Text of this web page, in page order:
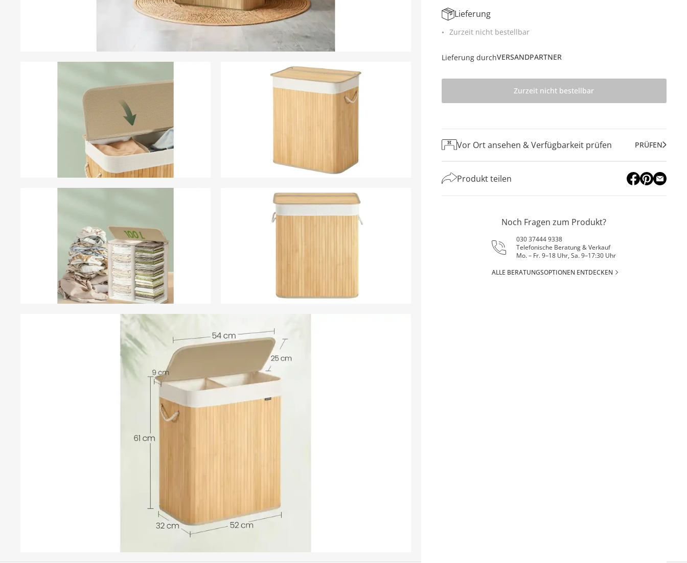
Lieferung
Zurzeit nicht bestellbar
Lieferung durchVERSANDPARTNER
Zurzeit nicht bestellbar
Vor Ort ansehen & Verfügbarkeit prüfen PRÜFEN
Produkt teilen
Noch Fragen zum Produkt?
030 37444 9338
Telefonische Beratung & Verkauf
Mo. – Fr. 9–18 Uhr, Sa. 9–17:30 Uhr
ALLE BERATUNGSOPTIONEN ENTDECKEN